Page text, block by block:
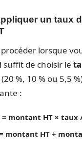
un taux
lorsque
suffit de choisir le
%, 10 % ou 5,5
:
montant HT × taux
montant HT +